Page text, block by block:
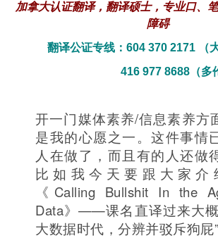
加拿大认证翻译，翻译硕士，专业口、
障碍
翻译公证专线：604 370 2171 （
416 977 8688（多伦多
开一门媒体素养/信息素养方
是我的心愿之一。这件事情
人在做了，而且有的人还做
比如我今天要跟大家介
《Calling Bullshit In the
Data》——课名直译过来大概
大数据时代，分辨并驳斥狗屁”